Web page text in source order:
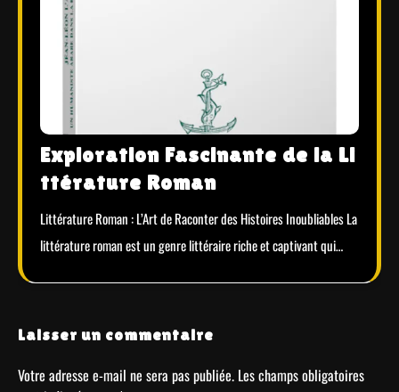
Exploration Fascinante de la Li
ttérature Roman
Littérature Roman : L’Art de Raconter des Histoires Inoubliables La
littérature roman est un genre littéraire riche et captivant qui…
Laisser un commentaire
Votre adresse e-mail ne sera pas publiée. Les champs obligatoires